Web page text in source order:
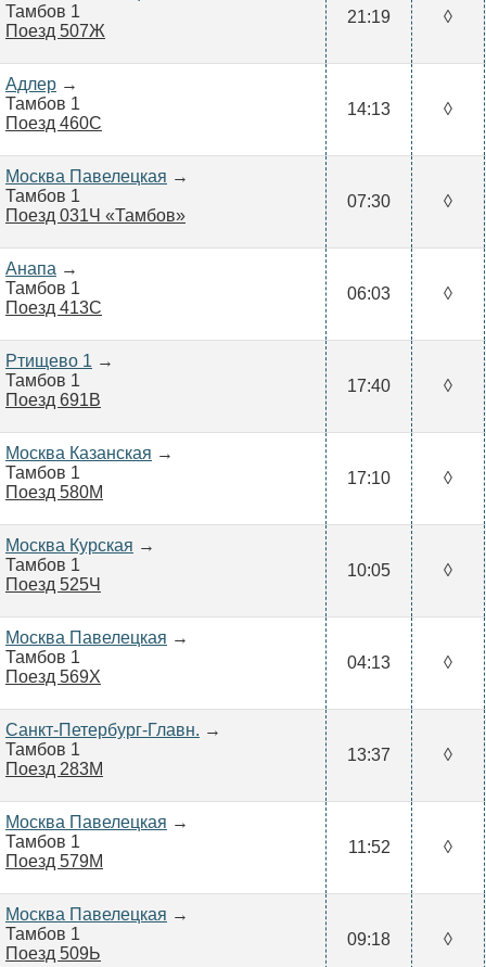
Тамбов 1
Поезд 507Ж
21:19 ◊
Адлер →
Тамбов 1
Поезд 460С
14:13 ◊
Москва Павелецкая →
Тамбов 1
Поезд 031Ч «Тамбов»
07:30 ◊
Анапа →
Тамбов 1
Поезд 413С
06:03 ◊
Ртищево 1 →
Тамбов 1
Поезд 691В
17:40 ◊
Москва Казанская →
Тамбов 1
Поезд 580М
17:10 ◊
Москва Курская →
Тамбов 1
Поезд 525Ч
10:05 ◊
Москва Павелецкая →
Тамбов 1
Поезд 569Х
04:13 ◊
Санкт-Петербург-Главн. →
Тамбов 1
Поезд 283М
13:37 ◊
Москва Павелецкая →
Тамбов 1
Поезд 579М
11:52 ◊
Москва Павелецкая →
Тамбов 1
Поезд 509Ь
09:18 ◊